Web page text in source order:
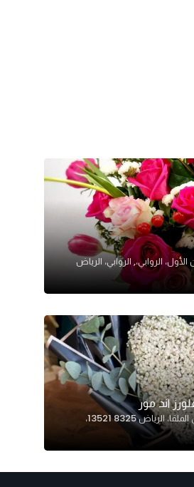
الروابي،, الروابي، الرياض
3199 طريق أنس ابن مالك، حي الملقا، الرياض 13521 8325،